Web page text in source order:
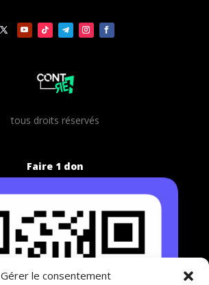
Gérer le consentement
tous droits réservés
Faire 1 don